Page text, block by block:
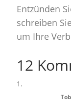
Entzünden
schreiben
um Ihre
12